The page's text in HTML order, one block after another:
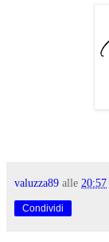
valuzza89 alle 20:57
Condividi